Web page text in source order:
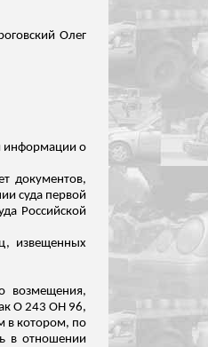
Олег
информации о
документов,
суда первой
Российской
извещенных
возмещения,
О 243 ОН 96,
в котором, по
в отношении